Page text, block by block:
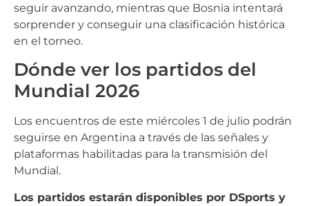
seguir avanzando, mientras que Bosnia intentará
sorprender y conseguir una clasificación histórica
en el torneo.
Dónde ver los partidos del
Mundial 2026
Los encuentros de este miércoles 1 de julio podrán
seguirse en Argentina a través de las señales y
plataformas habilitadas para la transmisión del
Mundial.
Los partidos estarán disponibles por DSports y